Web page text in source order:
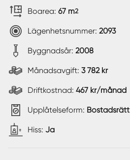
Boarea: 67 m2
Lägenhetsnummer: 2093
Byggnadsår: 2008
Månadsavgift: 3 782 kr
Driftkostnad: 467 kr/månad
Upplåtelseform: Bostadsrätt
Hiss: Ja